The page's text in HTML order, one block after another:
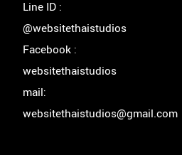
Line ID :
@websitethaistudios
Facebook :
websitethaistudios
mail:
websitethaistudios@gmail.com